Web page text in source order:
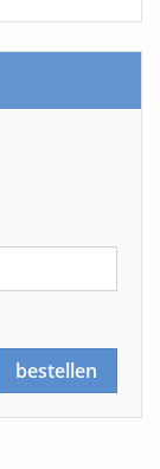
bestellen